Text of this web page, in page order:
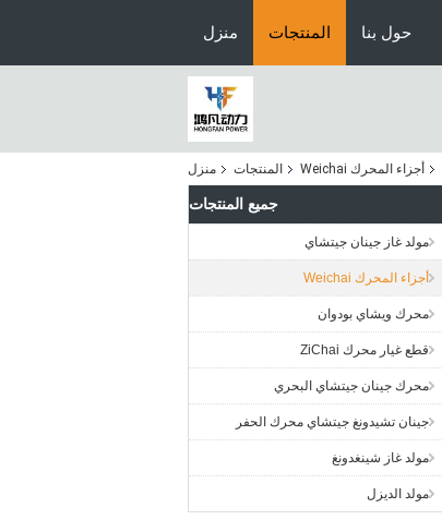
منزل المنتجات حول بنا
منزل المنتجات أجزاء المحرك Weichai
جميع المنتجات
مولد غاز جينان جيتشاي
أجزاء المحرك Weichai
محرك ويشاي بودوان
قطع غيار محرك ZiChai
محرك جينان جيتشاي البحري
جينان تشيدونغ جيتشاي محرك الحفر
مولد غاز شينغدونغ
مولد الديزل